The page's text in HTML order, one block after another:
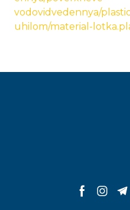
vodovidvedennya/
uhilom/material-